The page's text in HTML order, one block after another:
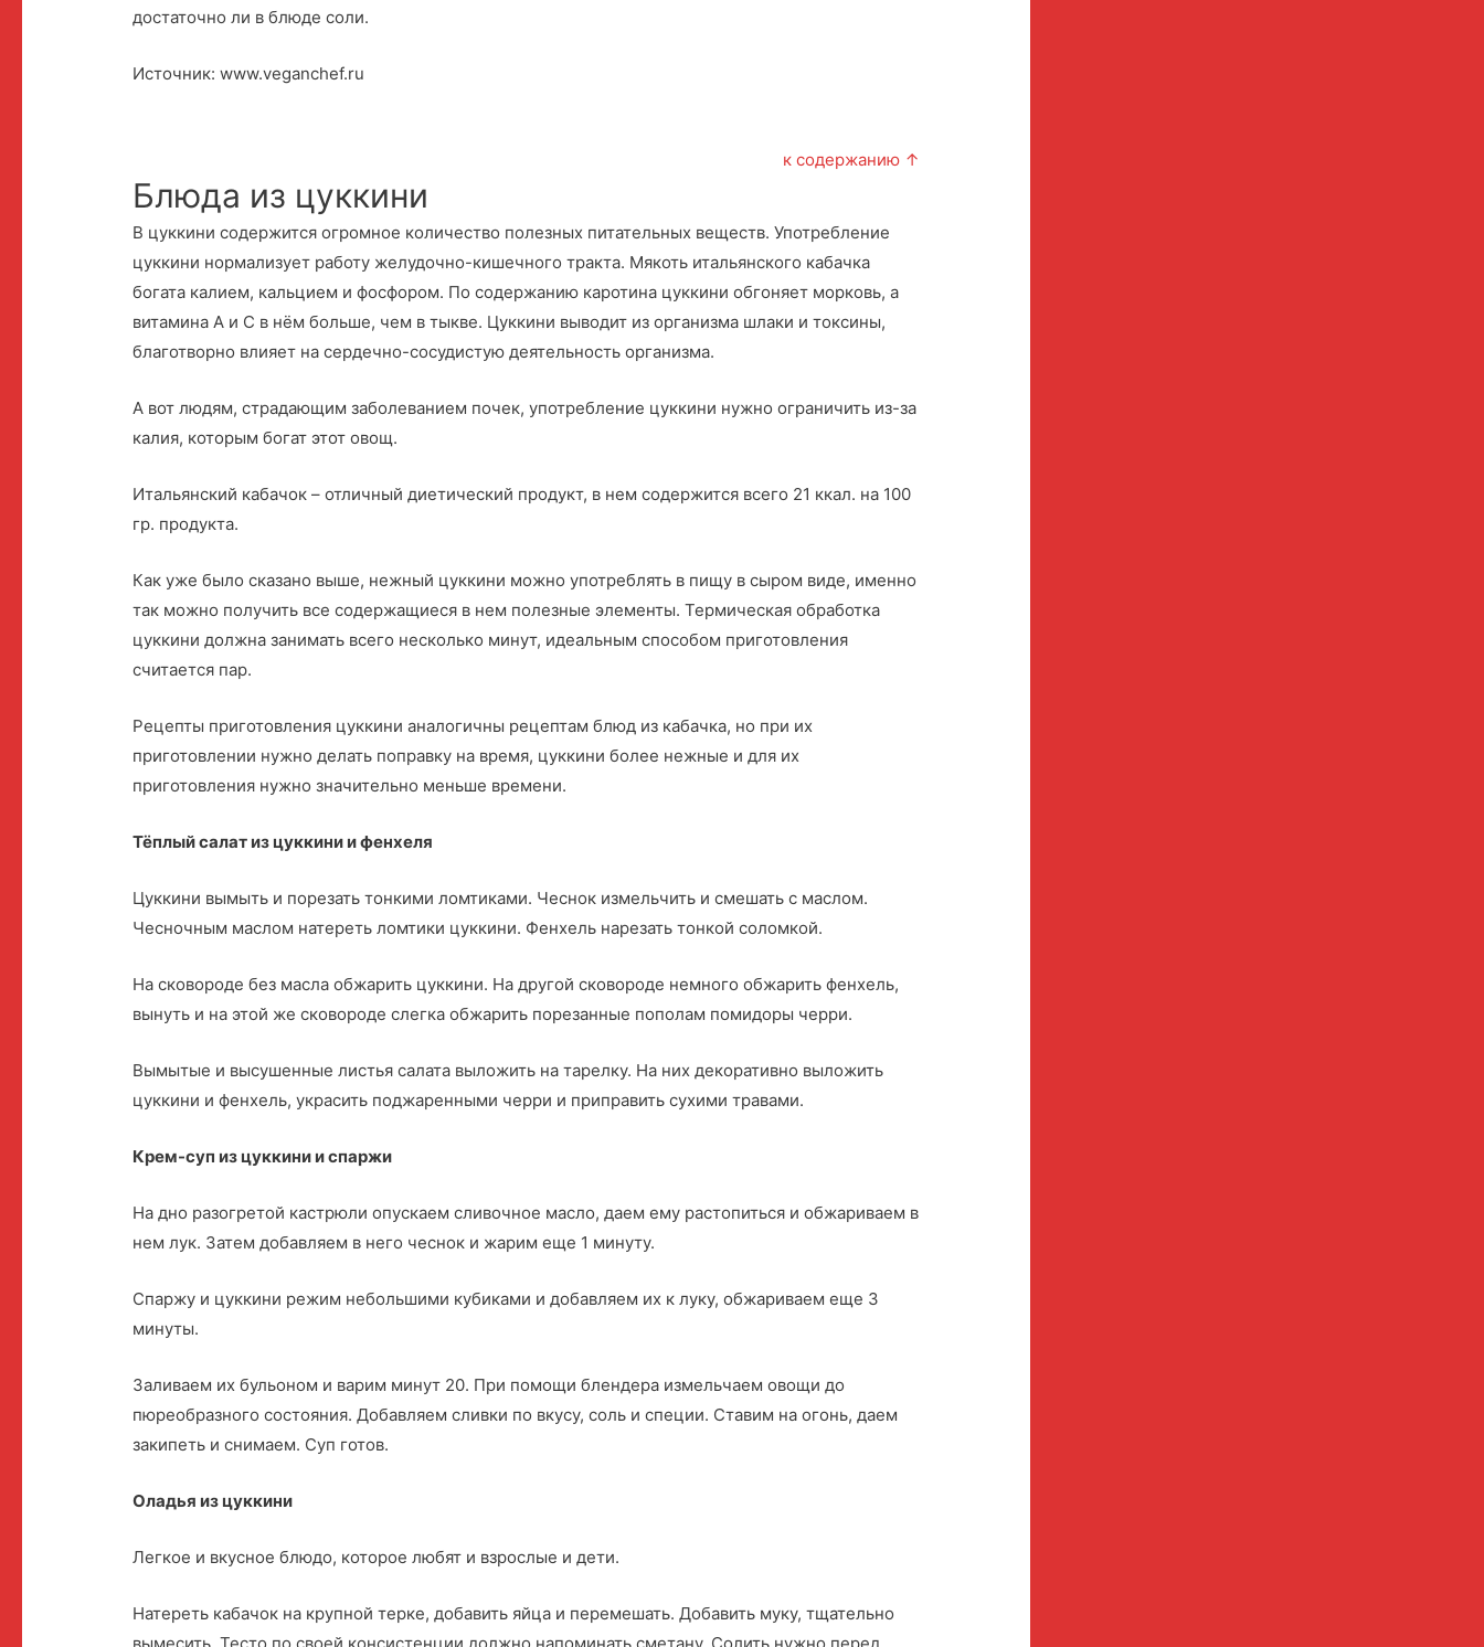
достаточно ли в блюде соли.
Источник: www.veganchef.ru
к содержанию ↑
Блюда из цуккини
В цуккини содержится огромное количество полезных питательных веществ. Употребление
цуккини нормализует работу желудочно-кишечного тракта. Мякоть итальянского кабачка
богата калием, кальцием и фосфором. По содержанию каротина цуккини обгоняет морковь, а
витамина А и С в нём больше, чем в тыкве. Цуккини выводит из организма шлаки и токсины,
благотворно влияет на сердечно-сосудистую деятельность организма.
А вот людям, страдающим заболеванием почек, употребление цуккини нужно ограничить из-за
калия, которым богат этот овощ.
Итальянский кабачок – отличный диетический продукт, в нем содержится всего 21 ккал. на 100
гр. продукта.
Как уже было сказано выше, нежный цуккини можно употреблять в пищу в сыром виде, именно
так можно получить все содержащиеся в нем полезные элементы. Термическая обработка
цуккини должна занимать всего несколько минут, идеальным способом приготовления
считается пар.
Рецепты приготовления цуккини аналогичны рецептам блюд из кабачка, но при их
приготовлении нужно делать поправку на время, цуккини более нежные и для их
приготовления нужно значительно меньше времени.
Тёплый салат из цуккини и фенхеля
Цуккини вымыть и порезать тонкими ломтиками. Чеснок измельчить и смешать с маслом.
Чесночным маслом натереть ломтики цуккини. Фенхель нарезать тонкой соломкой.
На сковороде без масла обжарить цуккини. На другой сковороде немного обжарить фенхель,
вынуть и на этой же сковороде слегка обжарить порезанные пополам помидоры черри.
Вымытые и высушенные листья салата выложить на тарелку. На них декоративно выложить
цуккини и фенхель, украсить поджаренными черри и приправить сухими травами.
Крем-суп из цуккини и спаржи
На дно разогретой кастрюли опускаем сливочное масло, даем ему растопиться и обжариваем в
нем лук. Затем добавляем в него чеснок и жарим еще 1 минуту.
Спаржу и цуккини режим небольшими кубиками и добавляем их к луку, обжариваем еще 3
минуты.
Заливаем их бульоном и варим минут 20. При помощи блендера измельчаем овощи до
пюреобразного состояния. Добавляем сливки по вкусу, соль и специи. Ставим на огонь, даем
закипеть и снимаем. Суп готов.
Оладья из цуккини
Легкое и вкусное блюдо, которое любят и взрослые и дети.
Натереть кабачок на крупной терке, добавить яйца и перемешать. Добавить муку, тщательно